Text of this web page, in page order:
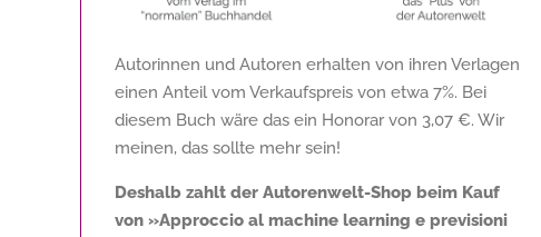
Autorinnen und Autoren erhalten von ihren Verlagen
einen Anteil vom Verkaufspreis von etwa 7%. Bei
diesem Buch wäre das ein Honorar von 3,07 €. Wir
meinen, das sollte mehr sein!
Deshalb zahlt der Autorenwelt-Shop beim Kauf
von »Approccio al machine learning e previsioni